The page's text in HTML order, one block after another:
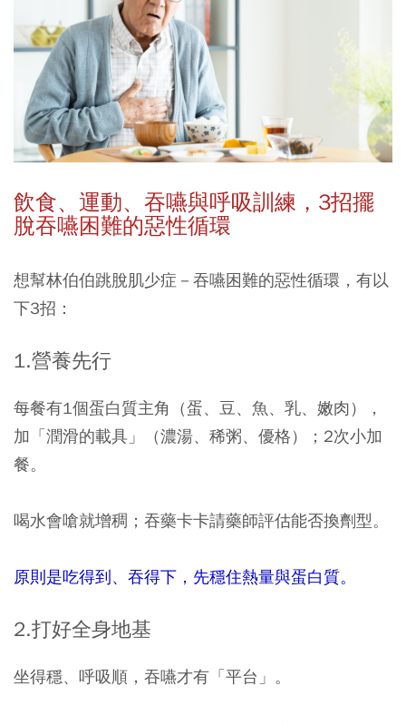
飲食、運動、 吞嚥與呼吸訓練，3招擺
脫吞嚥困難的惡性循環
想幫林伯伯跳脫肌少症－吞嚥困難的惡性循環，有以
下3招：
1.營養先行
每餐有1個蛋白質主角（蛋、豆、魚、乳、嫩肉），
加「潤滑的載具」（濃湯、稀粥、優格）；2次小加
餐。
喝水會嗆就增稠；吞藥卡卡請藥師評估能否換劑型。
原則是吃得到、吞得下，先穩住熱量與蛋白質。
2.打好全身地基
坐得穩、呼吸順，吞嚥才有「平台」。